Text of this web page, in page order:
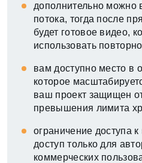
дополнительно можно
потока, тогда после
будет готовое видео,
использовать повторно
вам доступно место в
которое
ваш проект защищен
превышения лимита
ограничение доступа
доступ только для
коммерческих